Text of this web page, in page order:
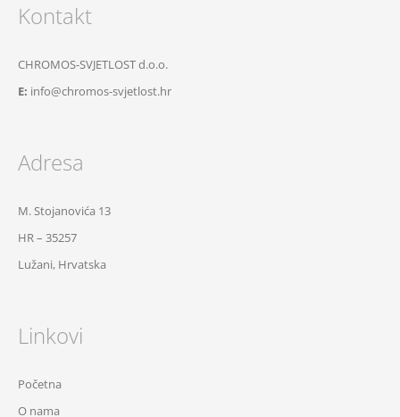
Kontakt
CHROMOS-SVJETLOST d.o.o.
E: info@chromos-svjetlost.hr
Adresa
M. Stojanovića 13
HR – 35257
Lužani, Hrvatska
Linkovi
Početna
O nama